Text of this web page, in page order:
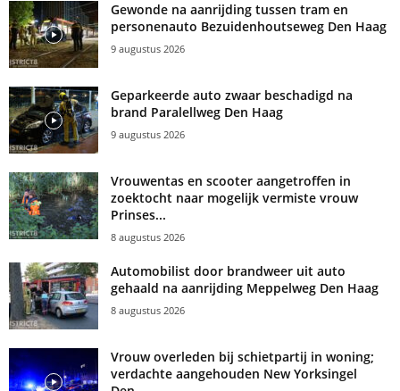
Gewonde na aanrijding tussen tram en
personenauto Bezuidenhoutseweg Den Haag
9 augustus 2026
Geparkeerde auto zwaar beschadigd na
brand Paralellweg Den Haag
9 augustus 2026
Vrouwentas en scooter aangetroffen in
zoektocht naar mogelijk vermiste vrouw
Prinses...
8 augustus 2026
Automobilist door brandweer uit auto
gehaald na aanrijding Meppelweg Den Haag
8 augustus 2026
Vrouw overleden bij schietpartij in woning;
verdachte aangehouden New Yorksingel